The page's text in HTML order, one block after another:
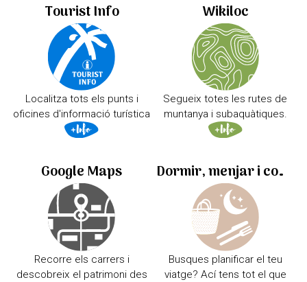
Tourist Info
Localitza tots els punts i
oficines d'informació turística
Wikiloc
Segueix totes les rutes de
muntanya i subaquàtiques.
Google Maps
Recorre els carrers i
descobreix el patrimoni des
Dormir, menjar i comprar
Busques planificar el teu
viatge? Ací tens tot el que